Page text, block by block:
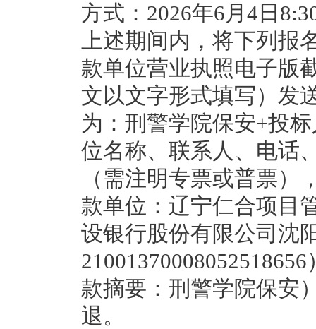
方式：2026年6月4日
上述期间内，将下列报
款单位营业执照电子版
文以文字形式填写）发
为：刑警学院保安+投
位名称、联系人、电话
（需注明专票或普票
款单位：辽宁仁合项目
设银行股份有限公司沈
款摘要：刑警学院保安
退。